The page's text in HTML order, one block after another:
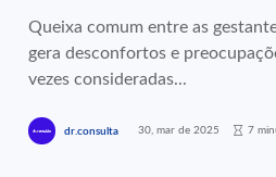
Queixa comum entre as
gera desconfortos e
vezes consideradas...
dr.consulta 30, mar de 2025 7